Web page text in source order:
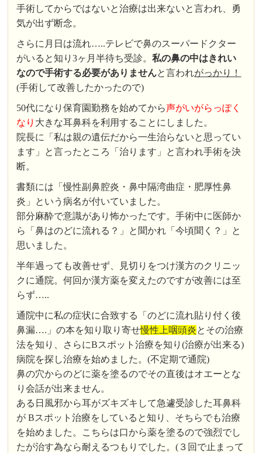
手術してからではないと治療は出来ないと言われ、勇
気が出ず断念。
さらに月日は流れ…..テレビで鼻のスーパードクター
がいると知り3ヶ月半待ち受診。私の鼻の中はきれい
なので手術する必要がありませんと言われがっかり！
(手術して改善したかったので)
50代になり保育園勤務を始めてから声がいがらっぽく
なり 大きな耳鼻科を利用することにしました。
院長に「私は親の遺伝だから一生治らないと思ってい
ます」と言ったところ「治ります」と言われ手術を決
断。
書類には「慢性副鼻腔炎・鼻中隔湾曲症・肥厚性鼻
炎」という病名が付いていました。
部分麻酔で意識があり怖かったです。手術中に医師か
ら「鼻はのどに流れる？」と聞かれ「今頃聞く？」と
思いました。
半年過っても改善せず、見切りをつけ漢方のクリニッ
クに通院。何回か漢方薬を変えたのですが改善には至
らず…..
通院中に私の症状に合致する「のどに流れ貼り付く後
鼻漏….」の本を知り取り寄せ慢性上咽頭炎とその治療
法を知り、さらにBスポット治療を知り(治療が出来る)
病院を探し治療を始めました。(不定期で通院)
鼻の穴からのどに薬を塗るのでその直後はオエーとな
り会話が出来ません。
ある日風邪から耳がズキズキして急遽受診した耳鼻科
が Bスポット治療をしていると知り、そちらでも治療
を始めました。こちらは口から薬を塗るので強烈でし
たが治す為なら耐えるつもりでした。(３回で止まって